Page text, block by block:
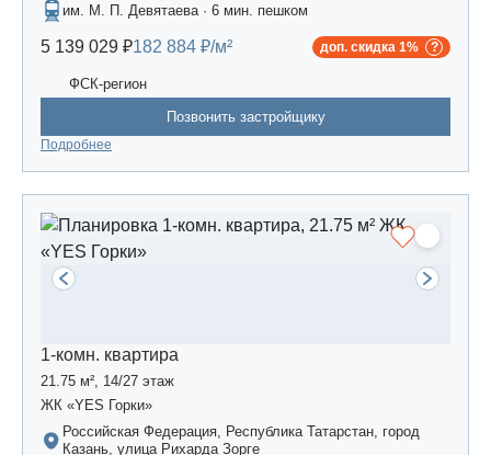
им. М. П. Девятаева · 6 мин. пешком
5 139 029 ₽182 884 ₽/м² доп. скидка 1%
ФСК-регион
Позвонить застройщику
Подробнее
1-комн. квартира
21.75 м², 14/27 этаж
ЖК «YES Горки»
Российская Федерация, Республика Татарстан, город
Казань, улица Рихарда Зорге